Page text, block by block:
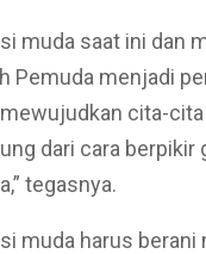
muda saat ini dan
Pemuda menjadi
cita-cita
dari cara berpikir
tegasnya.
muda harus